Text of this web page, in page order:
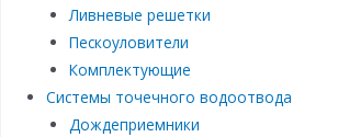
Ливневые решетки
Пескоуловители
Комплектующие
Системы точечного водоотвода
Дождеприемники